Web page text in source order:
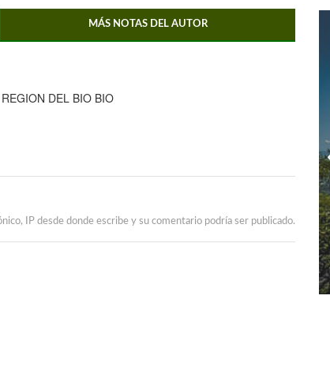
MÁS NOTAS DEL AUTOR
DEL BIO BIO
IP desde donde escribe y su comentario podría ser publicado.